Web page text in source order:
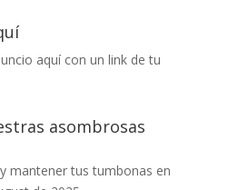
aquí con un link de tu
asombrosas
mantener tus tumbonas en